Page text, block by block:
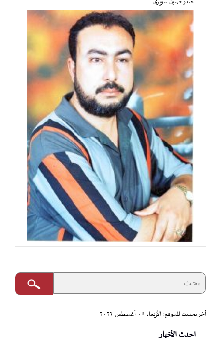
حيدر حسين سويري
آخر تحديث للموقع: الأربعاء ٠٥ أغسطس ٢٠٢٦
احدث الأخبار